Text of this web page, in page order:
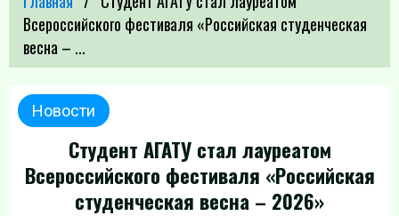
Всероссийского фестиваля «Российская студенческая
весна – ...
Новости
Студент АГАТУ стал лауреатом
Всероссийского фестиваля «Российская
студенческая весна – 2026»